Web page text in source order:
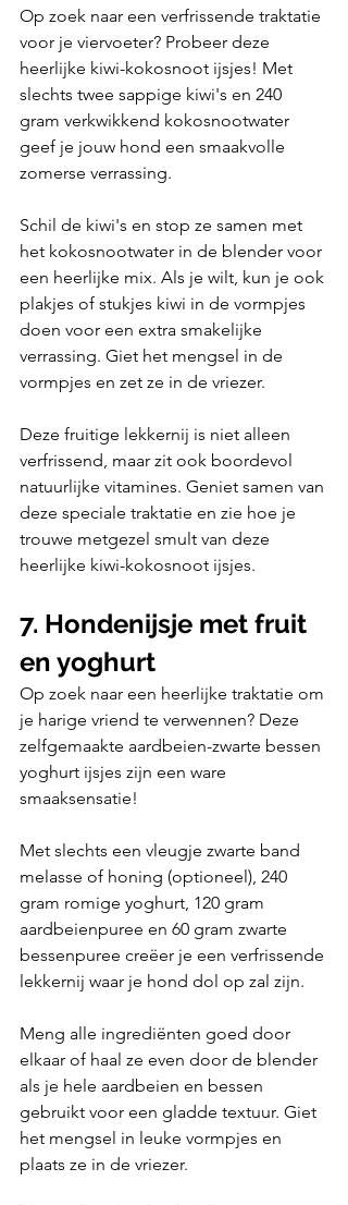
Op zoek naar een verfrissende traktatie
voor je viervoeter? Probeer deze
heerlijke kiwi-kokosnoot ijsjes! Met
slechts twee sappige kiwi's en 240
gram verkwikkend kokosnootwater
geef je jouw hond een smaakvolle
zomerse verrassing.
Schil de kiwi's en stop ze samen met
het kokosnootwater in de blender voor
een heerlijke mix. Als je wilt, kun je ook
plakjes of stukjes kiwi in de vormpjes
doen voor een extra smakelijke
verrassing. Giet het mengsel in de
vormpjes en zet ze in de vriezer.
Deze fruitige lekkernij is niet alleen
verfrissend, maar zit ook boordevol
natuurlijke vitamines. Geniet samen van
deze speciale traktatie en zie hoe je
trouwe metgezel smult van deze
heerlijke kiwi-kokosnoot ijsjes.
7. Hondenijsje met fruit
en yoghurt
Op zoek naar een heerlijke traktatie om
je harige vriend te verwennen? Deze
zelfgemaakte aardbeien-zwarte bessen
yoghurt ijsjes zijn een ware
smaaksensatie!
Met slechts een vleugje zwarte band
melasse of honing (optioneel), 240
gram romige yoghurt, 120 gram
aardbeienpuree en 60 gram zwarte
bessenpuree creëer je een verfrissende
lekkernij waar je hond dol op zal zijn.
Meng alle ingrediënten goed door
elkaar of haal ze even door de blender
als je hele aardbeien en bessen
gebruikt voor een gladde textuur. Giet
het mengsel in leuke vormpjes en
plaats ze in de vriezer.